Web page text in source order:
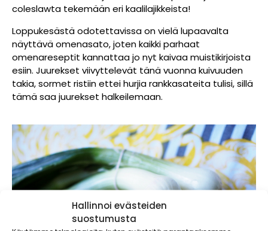
Hallinnoi evästeiden
suostumusta
coleslawta tekemään eri kaalilajikkeista!
Loppukesästä odotettavissa on vielä lupaavalta
näyttävä omenasato, joten kaikki parhaat
omenareseptit kannattaa jo nyt kaivaa muistikirjoista
esiin. Juurekset viivyttelevät tänä vuonna kuivuuden
takia, sormet ristiin ettei hurjia rankkasateita tulisi, sillä
tämä saa juurekset halkeilemaan.